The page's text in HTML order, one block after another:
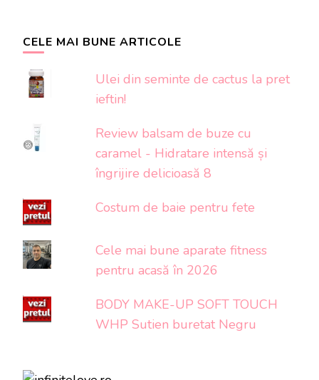
CELE MAI BUNE ARTICOLE
Ulei din seminte de cactus la pret
ieftin!
Review balsam de buze cu
caramel - Hidratare intensă și
îngrijire delicioasă 8
Costum de baie pentru fete
Cele mai bune aparate fitness
pentru acasă în 2026
BODY MAKE-UP SOFT TOUCH
WHP Sutien buretat Negru